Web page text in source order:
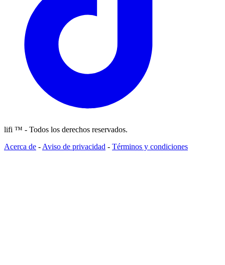
lifi ™ - Todos los derechos reservados.
Acerca de - Aviso de privacidad - Términos y condiciones